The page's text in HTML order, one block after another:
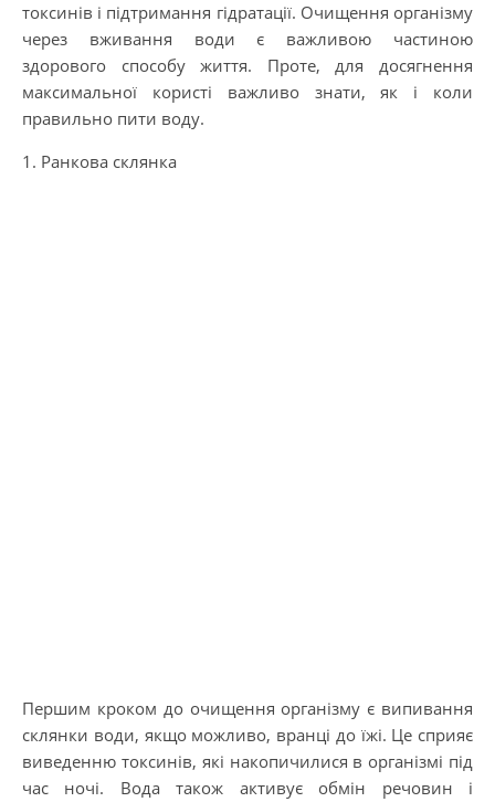
токсинів і підтримання гідратації. Очищення організму
через вживання води є важливою частиною
здорового способу життя. Проте, для досягнення
максимальної користі важливо знати, як і коли
правильно пити воду.
1. Ранкова склянка
Першим кроком до очищення організму є випивання
склянки води, якщо можливо, вранці до їжі. Це сприяє
виведенню токсинів, які накопичилися в організмі під
час ночі. Вода також активує обмін речовин і